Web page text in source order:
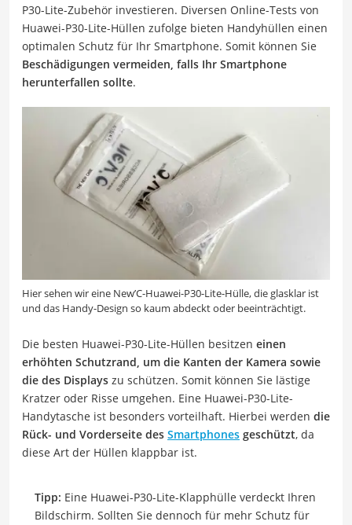
P30-Lite-Zubehör investieren. Diversen Online-Tests von
Huawei-P30-Lite-Hüllen zufolge bieten Handyhüllen einen
optimalen Schutz für Ihr Smartphone. Somit können Sie
Beschädigungen vermeiden, falls Ihr Smartphone
herunterfallen sollte.
Hier sehen wir eine New’C-Huawei-P30-Lite-Hülle, die glasklar ist
und das Handy-Design so kaum abdeckt oder beeinträchtigt.
Die besten Huawei-P30-Lite-Hüllen besitzen einen
erhöhten Schutzrand, um die Kanten der Kamera sowie
die des Displays zu schützen. Somit können Sie lästige
Kratzer oder Risse umgehen. Eine Huawei-P30-Lite-
Handytasche ist besonders vorteilhaft. Hierbei werden die
Rück- und Vorderseite des Smartphones geschützt, da
diese Art der Hüllen klappbar ist.
Tipp: Eine Huawei-P30-Lite-Klapphülle verdeckt Ihren
Bildschirm. Sollten Sie dennoch für mehr Schutz für